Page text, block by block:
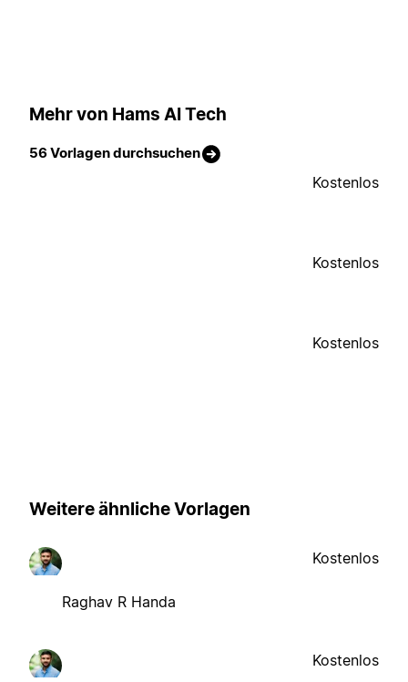
Mehr von Hams AI Tech
56 Vorlagen durchsuchen
Kostenlos
Kostenlos
Kostenlos
Weitere ähnliche Vorlagen
Raghav R Handa
Kostenlos
Kostenlos